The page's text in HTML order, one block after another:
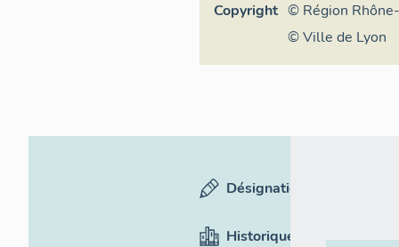
Copyright © Région
général du
© Ville de Lyon
Désignation
Historique